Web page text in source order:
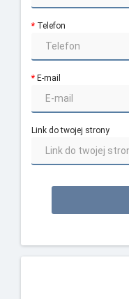
Telefon
E-mail
Link do twojej strony